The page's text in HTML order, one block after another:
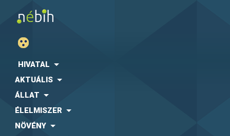
HIVATAL
AKTUÁLIS
ÁLLAT
ÉLELMISZER
NÖVÉNY